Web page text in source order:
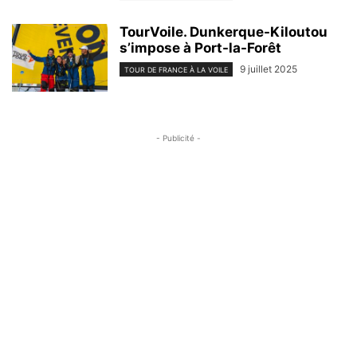
TourVoile. Dunkerque-Kiloutou
s’impose à Port-la-Forêt
TOUR DE FRANCE À LA VOILE 9 juillet 2025
- Publicité -